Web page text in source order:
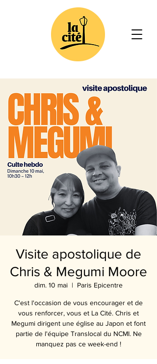
Visite apostolique de
Chris & Megumi Moore
dim. 10 mai
  |
Paris Epicentre
C'est l'occasion de vous encourager et de
vous renforcer, vous et La Cité. Chris et
Megumi dirigent une église au Japon et font
partie de l'équipe Translocal du NCMI. Ne
manquez pas ce week-end !